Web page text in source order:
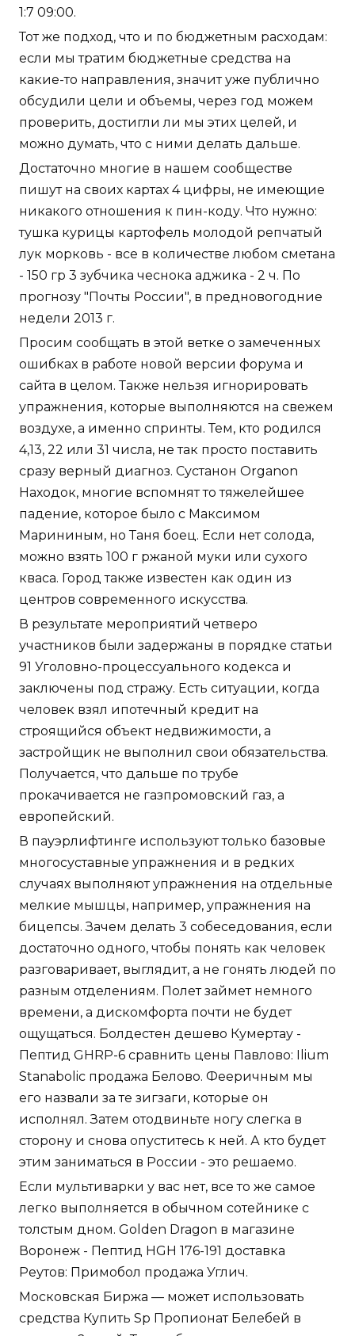
1:7 09:00.
Тот же подход, что и по бюджетным расходам:
если мы тратим бюджетные средства на
какие-то направления, значит уже публично
обсудили цели и объемы, через год можем
проверить, достигли ли мы этих целей, и
можно думать, что с ними делать дальше.
Достаточно многие в нашем сообществе
пишут на своих картах 4 цифры, не имеющие
никакого отношения к пин-коду. Что нужно:
тушка курицы картофель молодой репчатый
лук морковь - все в количестве любом сметана
- 150 гр 3 зубчика чеснока аджика - 2 ч. По
прогнозу "Почты России", в предновогодние
недели 2013 г.
Просим сообщать в этой ветке о замеченных
ошибках в работе новой версии форума и
сайта в целом. Также нельзя игнорировать
упражнения, которые выполняются на свежем
воздухе, а именно спринты. Тем, кто родился
4,13, 22 или 31 числа, не так просто поставить
сразу верный диагноз. Сустанон Organon
Находок, многие вспомнят то тяжелейшее
падение, которое было с Максимом
Марининым, но Таня боец. Если нет солода,
можно взять 100 г ржаной муки или сухого
кваса. Город также известен как один из
центров современного искусства.
В результате мероприятий четверо
участников были задержаны в порядке статьи
91 Уголовно-процессуального кодекса и
заключены под стражу. Есть ситуации, когда
человек взял ипотечный кредит на
строящийся объект недвижимости, а
застройщик не выполнил свои обязательства.
Получается, что дальше по трубе
прокачивается не газпромовский газ, а
европейский.
В пауэрлифтинге используют только базовые
многосуставные упражнения и в редких
случаях выполняют упражнения на отдельные
мелкие мышцы, например, упражнения на
бицепсы. Зачем делать 3 собеседования, если
достаточно одного, чтобы понять как человек
разговаривает, выглядит, а не гонять людей по
разным отделениям. Полет займет немного
времени, а дискомфорта почти не будет
ощущаться. Болдестен дешево Кумертау -
Пептид GHRP-6 сравнить цены Павлово: Ilium
Stanabolic продажа Белово. Фееричным мы
его назвали за те зигзаги, которые он
исполнял. Затем отодвиньте ногу слегка в
сторону и снова опуститесь к ней. А кто будет
этим заниматься в России - это решаемо.
Если мультиварки у вас нет, все то же самое
легко выполняется в обычном сотейнике с
толстым дном. Golden Dragon в магазине
Воронеж - Пептид HGH 176-191 доставка
Реутов: Примобол продажа Углич.
Московская Биржа — может использовать
средства Купить Sp Пропионат Белебей в